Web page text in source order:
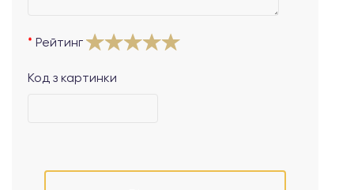
Рейтинг
Код з картинки